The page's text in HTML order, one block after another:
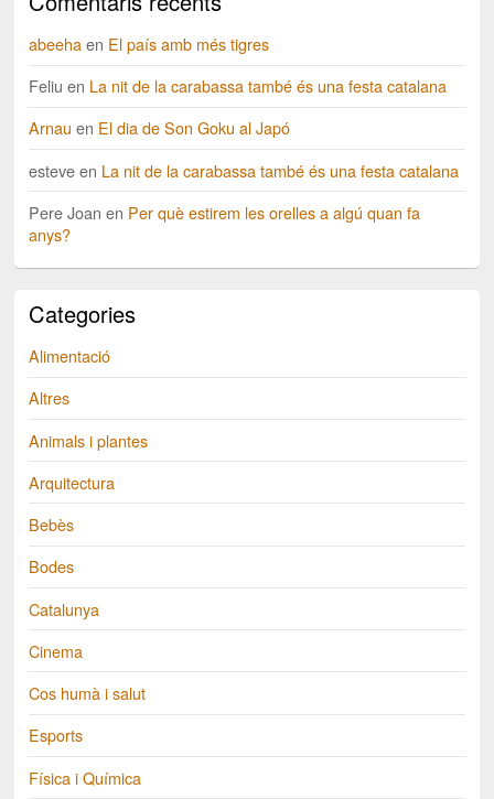
abeehaen El país amb més tigres
Feliu en La nit de la carabassa també és una festa catalana
Arnau en El dia de Son Goku al Japó
esteveen La nit de la carabassa també és una festa catalana
Pere Joan en Per què estirem les orelles a algú quan fa
anys?
Categories
Alimentació
Altres
Animals i plantes
Arquitectura
Bebès
Bodes
Catalunya
Cinema
Cos humà i salut
Esports
Física i Química